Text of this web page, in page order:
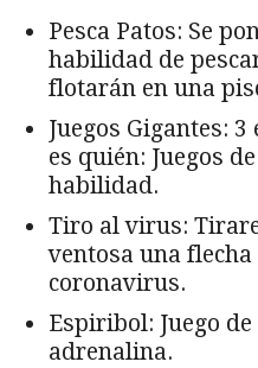
Pesca Patos: Se
habilidad de
flotarán en una
Juegos Gigantes:
es quién: Juegos
habilidad.
Tiro al virus:
ventosa una
coronavirus.
Espiribol: Juego
adrenalina.